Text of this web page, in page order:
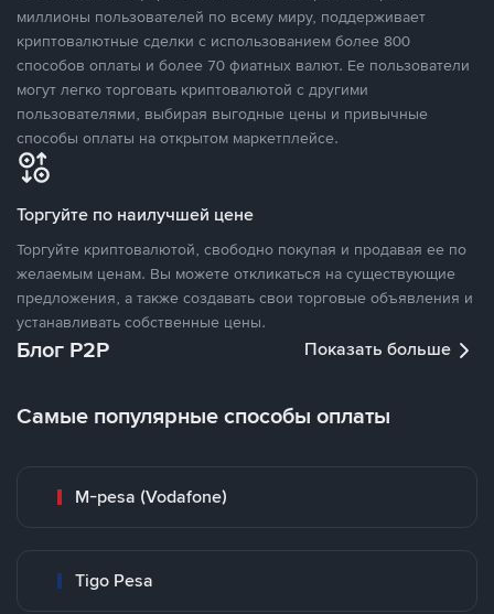
миллионы пользователей по всему миру, поддерживает
криптовалютные сделки с использованием более 800
способов оплаты и более 70 фиатных валют. Ее пользователи
могут легко торговать криптовалютой с другими
пользователями, выбирая выгодные цены и привычные
способы оплаты на открытом маркетплейсе.
Торгуйте по наилучшей цене
Торгуйте криптовалютой, свободно покупая и продавая ее по
желаемым ценам. Вы можете откликаться на существующие
предложения, а также создавать свои торговые объявления и
устанавливать собственные цены.
Блог P2P Показать больше
Самые популярные способы оплаты
M-pesa (Vodafone)
Tigo Pesa